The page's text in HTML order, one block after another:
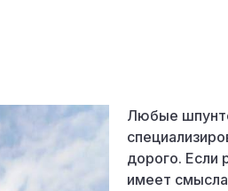
Любые
дорого. Если
имеет